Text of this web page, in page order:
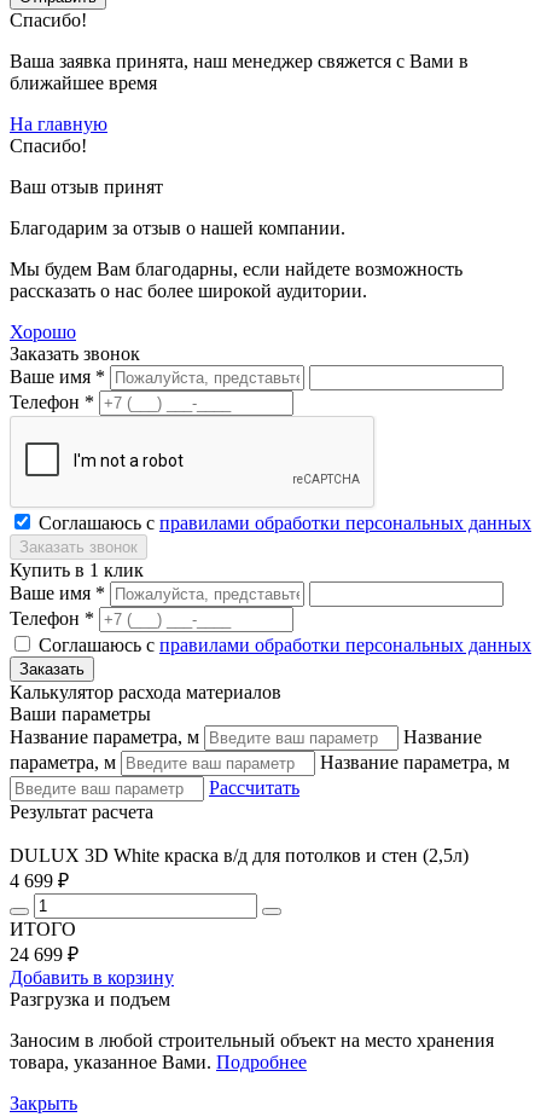
Спасибо!
Ваша заявка принята, наш менеджер свяжется с Вами в
ближайшее время
На главную
Спасибо!
Ваш отзыв принят
Благодарим за отзыв о нашей компании.
Мы будем Вам благодарны, если найдете возможность
рассказать о нас более широкой аудитории.
Хорошо
Заказать звонок
Ваше имя *
Телефон *
Соглашаюсь с правилами обработки персональных данных
Купить в 1 клик
Ваше имя *
Телефон *
Соглашаюсь с правилами обработки персональных данных
Калькулятор расхода материалов
Ваши параметры
Название параметра, м
Название
параметра, м
Название параметра, м
Рассчитать
Результат расчета
DULUX 3D White краска в/д для потолков и стен (2,5л)
4 699 ₽
ИТОГО
24 699 ₽
Добавить в корзину
Разгрузка и подъем
Заносим в любой строительный объект на место хранения
товара, указанное Вами. Подробнее
Закрыть